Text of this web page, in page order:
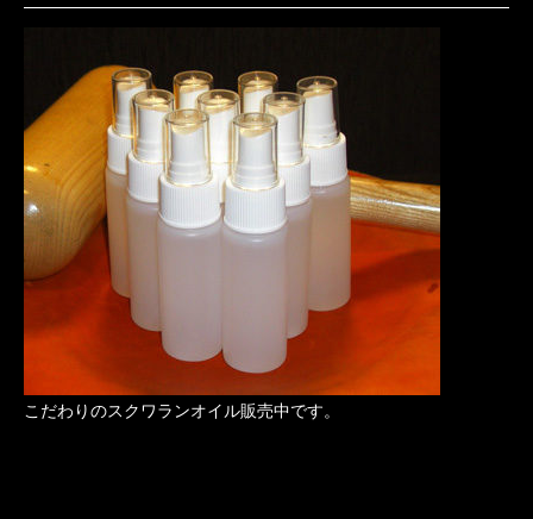
こだわりのスクワランオイル販売中です。